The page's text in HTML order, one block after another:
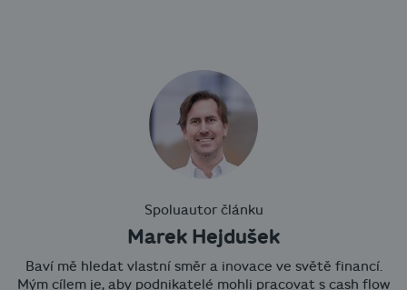
Spoluautor článku
Marek Hejdušek
Baví mě hledat vlastní směr a inovace ve světě financí.
Mým cílem je, aby podnikatelé mohli pracovat s cash flow